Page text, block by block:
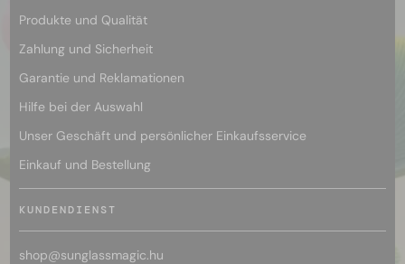
Produkte und Qualität
Zahlung und Sicherheit
Garantie und Reklamationen
Hilfe bei der Auswahl
Unser Geschäft und persönlicher Einkaufsservice
Einkauf und Bestellung
KUNDENDIENST
shop@sunglassmagic.hu